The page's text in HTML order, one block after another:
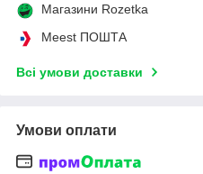
Магазини Rozetka
Meest ПОШТА
Всі умови доставки
Умови оплати